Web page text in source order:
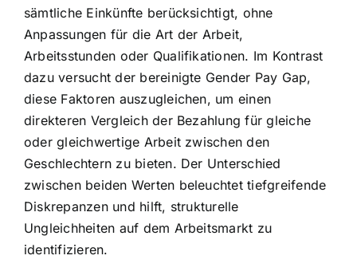
sämtliche Einkünfte berücksichtigt, ohne
Anpassungen für die Art der Arbeit,
Arbeitsstunden oder Qualifikationen. Im Kontrast
dazu versucht der bereinigte Gender Pay Gap,
diese Faktoren auszugleichen, um einen
direkteren Vergleich der Bezahlung für gleiche
oder gleichwertige Arbeit zwischen den
Geschlechtern zu bieten. Der Unterschied
zwischen beiden Werten beleuchtet tiefgreifende
Diskrepanzen und hilft, strukturelle
Ungleichheiten auf dem Arbeitsmarkt zu
identifizieren.